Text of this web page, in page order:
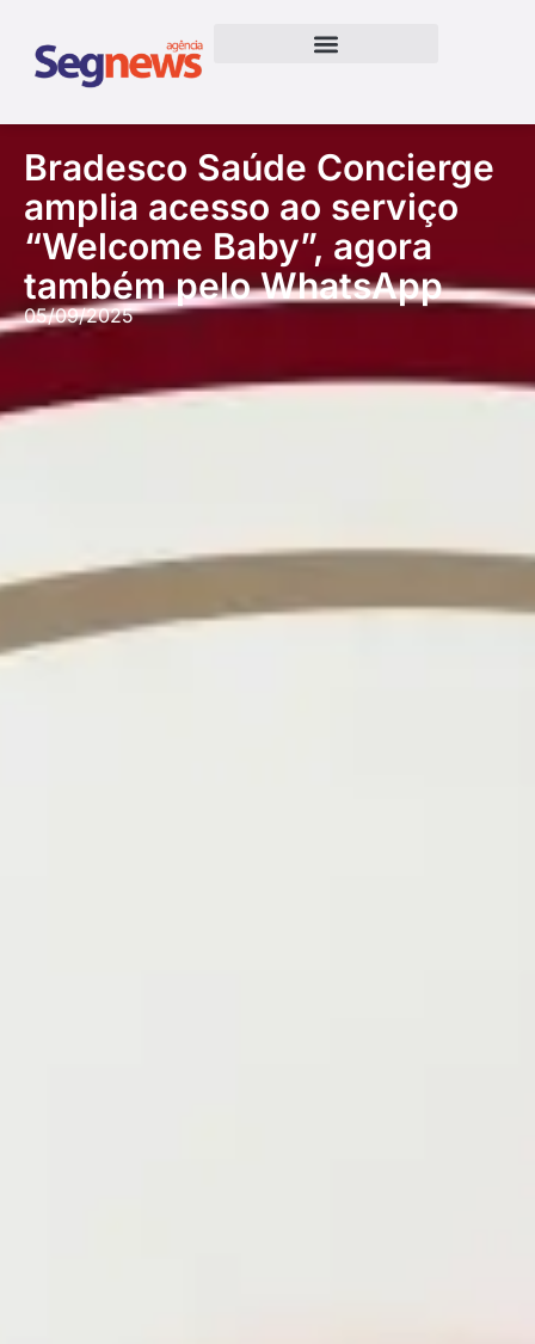
Bradesco Saúde Concierge
amplia acesso ao serviço
“Welcome Baby”, agora
também pelo WhatsApp
05/09/2025